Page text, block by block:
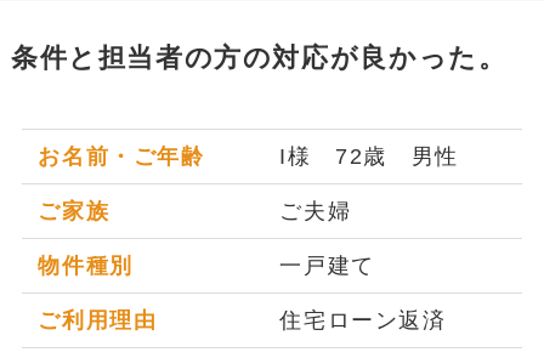
条件と担当者の方の対応が良かった。
お名前・ご年齢 I様 72歳 男性
ご家族 ご夫婦
物件種別 一戸建て
ご利用理由 住宅ローン返済